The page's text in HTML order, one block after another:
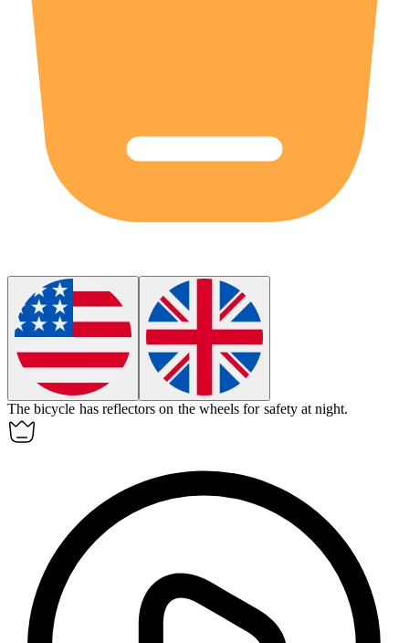
The bicycle has reflectors on the wheels for safety at night.